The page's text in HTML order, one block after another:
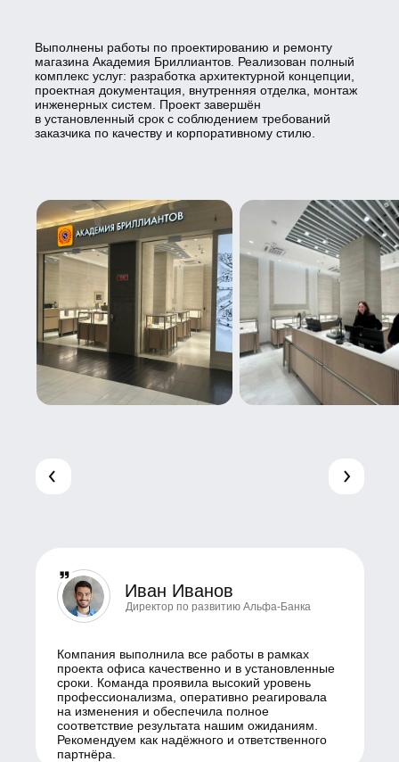
Выполнены работы по проектированию и ремонту
магазина Академия Бриллиантов. Реализован полный
комплекс услуг: разработка архитектурной концепции,
проектная документация, внутренняя отделка, монтаж
инженерных систем. Проект завершён
в установленный срок с соблюдением требований
заказчика по качеству и корпоративному стилю.
Иван Иванов
Директор по развитию Альфа-Банка
Компания выполнила все работы в рамках
проекта офиса качественно и в установленные
сроки. Команда проявила высокий уровень
профессионализма, оперативно реагировала
на изменения и обеспечила полное
соответствие результата нашим ожиданиям.
Рекомендуем как надёжного и ответственного
партнёра.